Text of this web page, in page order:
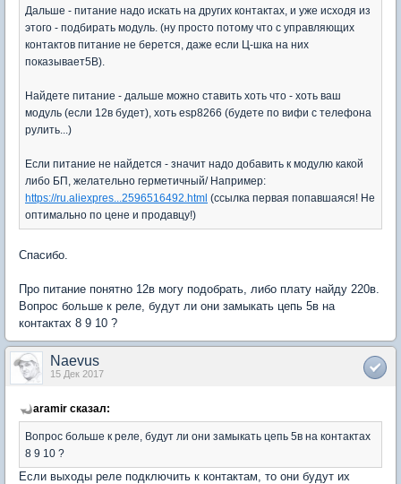
Дальше - питание надо искать на других контактах, и уже исходя из
этого - подбирать модуль. (ну просто потому что с управляющих
контактов питание не берется, даже если Ц-шка на них
показывает5В).
Найдете питание - дальше можно ставить хоть что - хоть ваш
модуль (если 12в будет), хоть esp8266 (будете по вифи с телефона
рулить...)
Если питание не найдется - значит надо добавить к модулю какой
либо БП, желательно герметичный/ Например:
https://ru.aliexpres...2596516492.html (ссылка первая попавшаяся! Не
оптимально по цене и продавцу!)
Спасибо.
Про питание понятно 12в могу подобрать, либо плату найду 220в.
Вопрос больше к реле, будут ли они замыкать цепь 5в на
контактах 8 9 10 ?
Naevus
15 Дек 2017
aramir сказал:
Вопрос больше к реле, будут ли они замыкать цепь 5в на контактах
8 9 10 ?
Если выходы реле подключить к контактам, то они будут их